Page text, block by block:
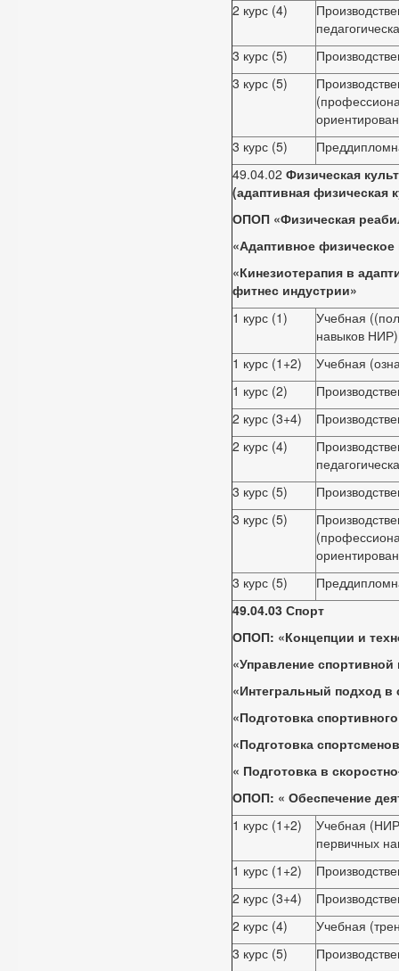
2 курс (4)
3 курс (5)
3 курс (5)
3 курс (5)
49.04.02 Физическая
(адаптивная физическая
ОПОП «Физическая
«Адаптивное
«Кинезиотерапия в
фитнес индустрии»
1 курс (1)
Учебная
навыков НИР)
1 курс (1+2)
Учебная
1 курс (2)
2 курс (3+4)
2 курс (4)
3 курс (5)
3 курс (5)
3 курс (5)
49.04.03 Спорт
ОПОП: «Концепции и
«Управление
«Интегральный подход
«Подготовка
«Подготовка
« Подготовка в
ОПОП: « Обеспечение
1 курс (1+2)
Учебная
первичных
1 курс (1+2)
2 курс (3+4)
2 курс (4)
Учебная
3 курс (5)